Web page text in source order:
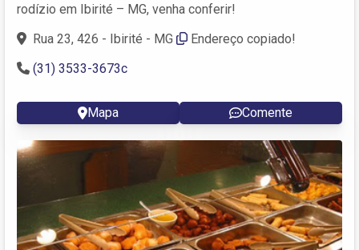
rodízio em Ibirité – MG, venha conferir!
Rua 23, 426 - Ibirité - MG
Endereço copiado!
(31) 3533-3673c
Mapa Comente